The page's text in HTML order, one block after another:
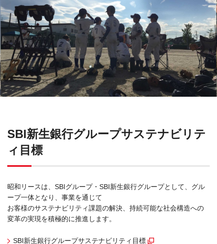
SBI新生銀行グループサステナビリテ
ィ目標
昭和リースは、SBIグループ・SBI新生銀行グループとして、グル
ープ一体となり、事業を通じて
お客様のサステナビリティ課題の解決、持続可能な社会構造への
変革の実現を積極的に推進します。
SBI新生銀行グループサステナビリティ目標